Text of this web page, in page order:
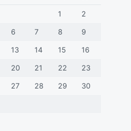
1 2
6 7 8 9
13 14 15 16
20 21 22 23
27 28 29 30